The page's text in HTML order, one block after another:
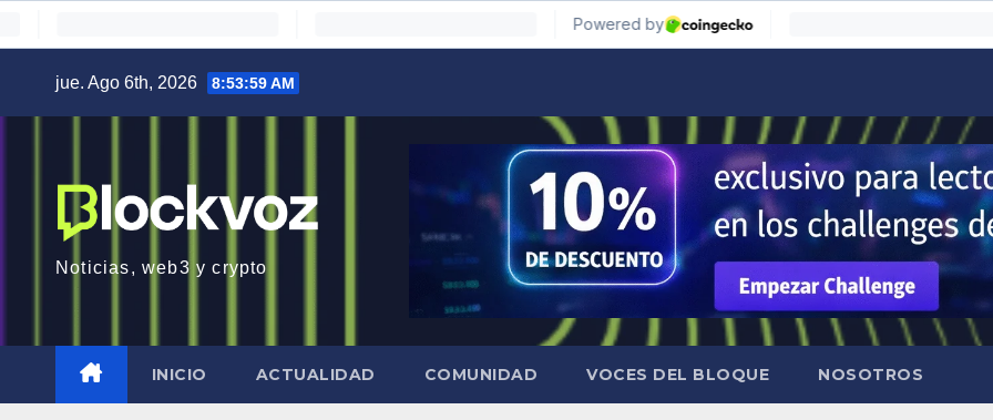
jue. Ago 6th, 2026 8:54:01 AM
Noticias, web3 y crypto
INICIO ACTUALIDAD COMUNIDAD VOCES DEL BLOQUE NOSOTROS